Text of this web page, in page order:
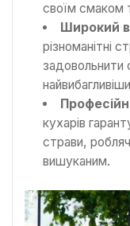
своїм смаком
Широкий
різноманітні
задовольнити
кухарів
страви,
вишуканим.